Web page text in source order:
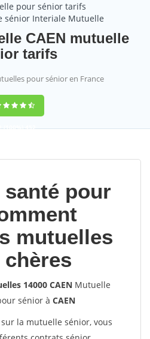
pour sénior tarifs
sénior Interiale Mutuelle
CAEN mutuelle
tarifs
pour sénior en France
(100%)452
pour
mutuelles
14000 CAEN Mutuelle
sénior à CAEN
la mutuelle sénior, vous